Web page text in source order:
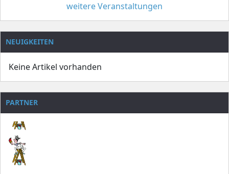
weitere Veranstaltungen
NEUIGKEITEN
Keine Artikel vorhanden
PARTNER